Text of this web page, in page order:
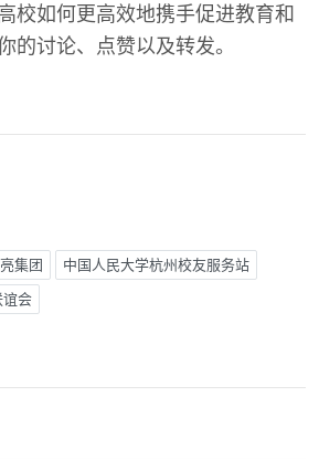
校如何更高效地携手促进教育和
的讨论、点赞以及转发。
集团 中国人民大学杭州校友服务站
谊会